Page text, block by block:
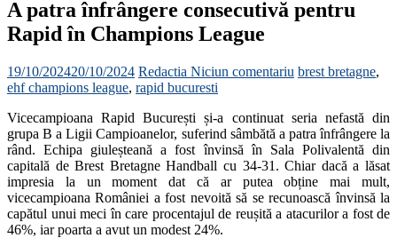
A patra înfrângere consecutivă pentru
Rapid în Champions League
19/10/202420/10/2024 Redactia Niciun comentariu brest bretagne,
ehf champions league, rapid bucuresti
Vicecampioana Rapid București și-a continuat seria nefastă din
grupa B a Ligii Campioanelor, suferind sâmbătă a patra înfrângere la
rând. Echipa giuleșteană a fost învinsă în Sala Polivalentă din
capitală de Brest Bretagne Handball cu 34-31. Chiar dacă a lăsat
impresia la un moment dat că ar putea obține mai mult,
vicecampioana României a fost nevoită să se recunoască învinsă la
capătul unui meci în care procentajul de reușită a atacurilor a fost de
46%, iar poarta a avut un modest 24%.